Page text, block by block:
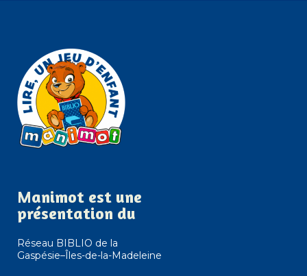
Manimot est une
présentation du
Réseau BIBLIO de la
Gaspésie–Îles-de-la-Madeleine